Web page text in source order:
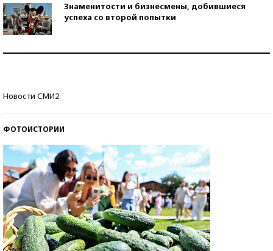
Знаменитости и бизнесмены, добившиеся
успеха со второй попытки
Новости СМИ2
ФОТОИСТОРИИ